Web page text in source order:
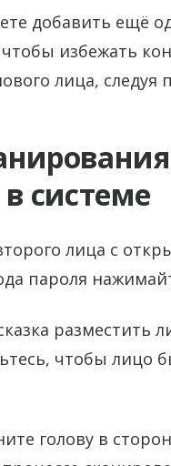
добавить ещё
избежать
лица,
в системе
лица с
пароля
разместить
чтобы лицо
голову в